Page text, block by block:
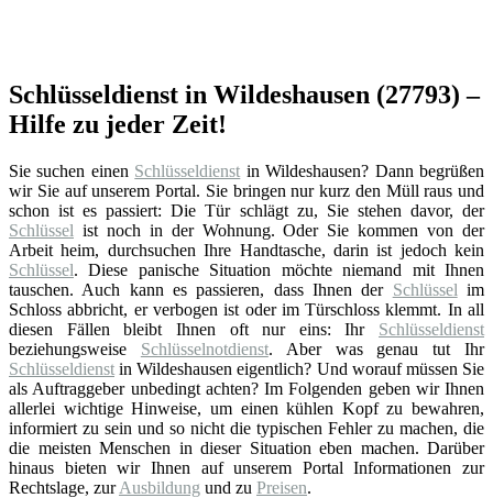
Schlüsseldienst in Wildeshausen (27793) –
Hilfe zu jeder Zeit!
Sie suchen einen Schlüsseldienst in Wildeshausen? Dann begrüßen
wir Sie auf unserem Portal. Sie bringen nur kurz den Müll raus und
schon ist es passiert: Die Tür schlägt zu, Sie stehen davor, der
Schlüssel ist noch in der Wohnung. Oder Sie kommen von der
Arbeit heim, durchsuchen Ihre Handtasche, darin ist jedoch kein
Schlüssel. Diese panische Situation möchte niemand mit Ihnen
tauschen. Auch kann es passieren, dass Ihnen der Schlüssel im
Schloss abbricht, er verbogen ist oder im Türschloss klemmt. In all
diesen Fällen bleibt Ihnen oft nur eins: Ihr Schlüsseldienst
beziehungsweise Schlüsselnotdienst. Aber was genau tut Ihr
Schlüsseldienst in Wildeshausen eigentlich? Und worauf müssen Sie
als Auftraggeber unbedingt achten? Im Folgenden geben wir Ihnen
allerlei wichtige Hinweise, um einen kühlen Kopf zu bewahren,
informiert zu sein und so nicht die typischen Fehler zu machen, die
die meisten Menschen in dieser Situation eben machen. Darüber
hinaus bieten wir Ihnen auf unserem Portal Informationen zur
Rechtslage, zurAusbildung und zu Preisen.